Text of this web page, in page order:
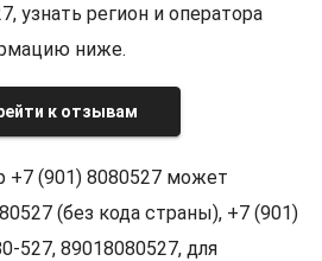
узнать регион и оператора
ниже.
к отзывам
(901) 8080527 может
(без кода страны), +7 (901)
527, 89018080527, для